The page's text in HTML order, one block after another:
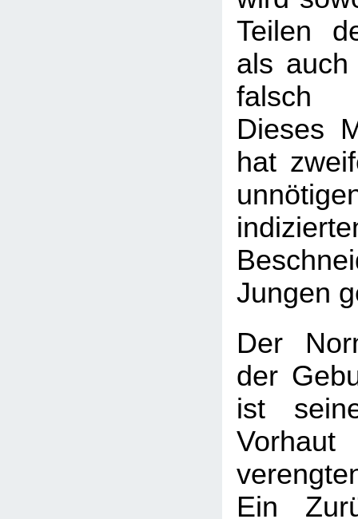
Teilen
als auch
falsch
Dieses
hat
Jungen
Der
der
ist
Ein